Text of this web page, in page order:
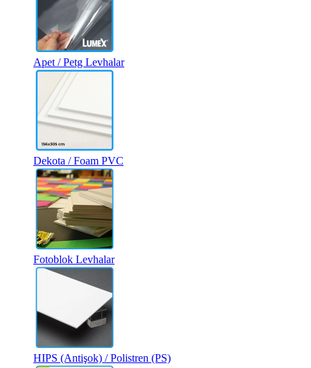
Apet / Petg Levhalar
Dekota / Foam PVC
Fotoblok Levhalar
HIPS (Antişok) / Polistren (PS)